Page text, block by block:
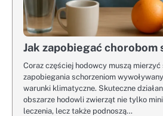
Jak zapobiegać chorobom
Coraz częściej hodowcy muszą mierzyć
zapobiegania schorzeniom
warunki klimatyczne. Skuteczne
obszarze hodowli zwierząt nie tylko
leczenia, lecz także podnoszą…